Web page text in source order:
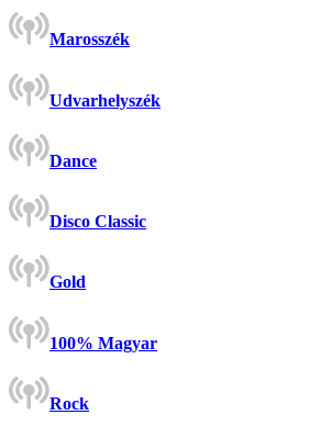
Marosszék
Udvarhelyszék
Dance
Disco Classic
Gold
100% Magyar
Rock